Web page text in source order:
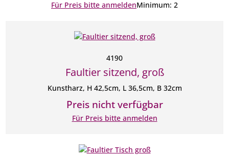
Für Preis bitte anmeldenMinimum: 2
4190
Faultier sitzend, groß
Kunstharz, H 42,5cm, L 36,5cm, B 32cm
Preis nicht verfügbar
Für Preis bitte anmelden